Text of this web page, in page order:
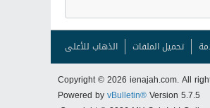
تحميل الملفات الذهاب للأعلى
Copyright © 2026 ienajah.com. All
Powered byvBulletin®Version 5.7.5